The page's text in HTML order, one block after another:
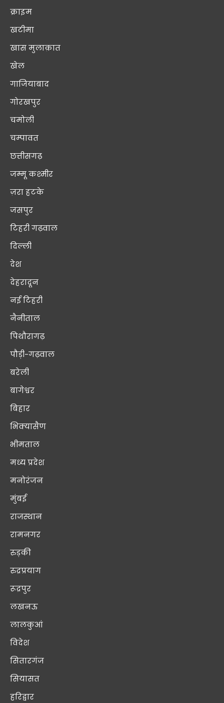
क्राइम
खटीमा
खास मुलाक़ात
खेल
गाजियाबाद
गोरखपुर
चमोली
चम्पावत
छत्तीसगढ़
जम्मू कश्मीर
ज़रा हटके
जसपुर
टिहरी गढ़वाल
दिल्ली
देश
देहरादून
नई टिहरी
नैनीताल
पिथौरागढ़
पौड़ी-गढ़वाल
बरेली
बागेश्वर
बिहार
भिक्यासैण
भीमताल
मध्य प्रदेश
मनोरंजन
मुंबई
राजस्थान
रामनगर
रुड़की
रुद्रप्रयाग
रूद्रपुर
लखनऊ
लालकुआं
विदेश
सितारगंज
सियासत
हरिद्वार